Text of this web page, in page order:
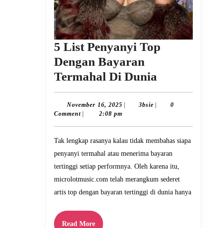
5 List Penyanyi Top
Dengan Bayaran
Termahal Di Dunia
List
Penyanyi
Dengan
Bayaran
Termahal
Di
Dunia
November 16, 2025 November
3bsie 3bsie0
Comment
2:08 pm
Tak lengkap rasanya kalau tidak membahas siapa
penyanyi termahal atau menerima bayaran
tertinggi setiap performnya. Oleh karena itu,
microlotmusic.com telah merangkum sederet
artis top dengan bayaran tertinggi di dunia hanya
Read MoreRead